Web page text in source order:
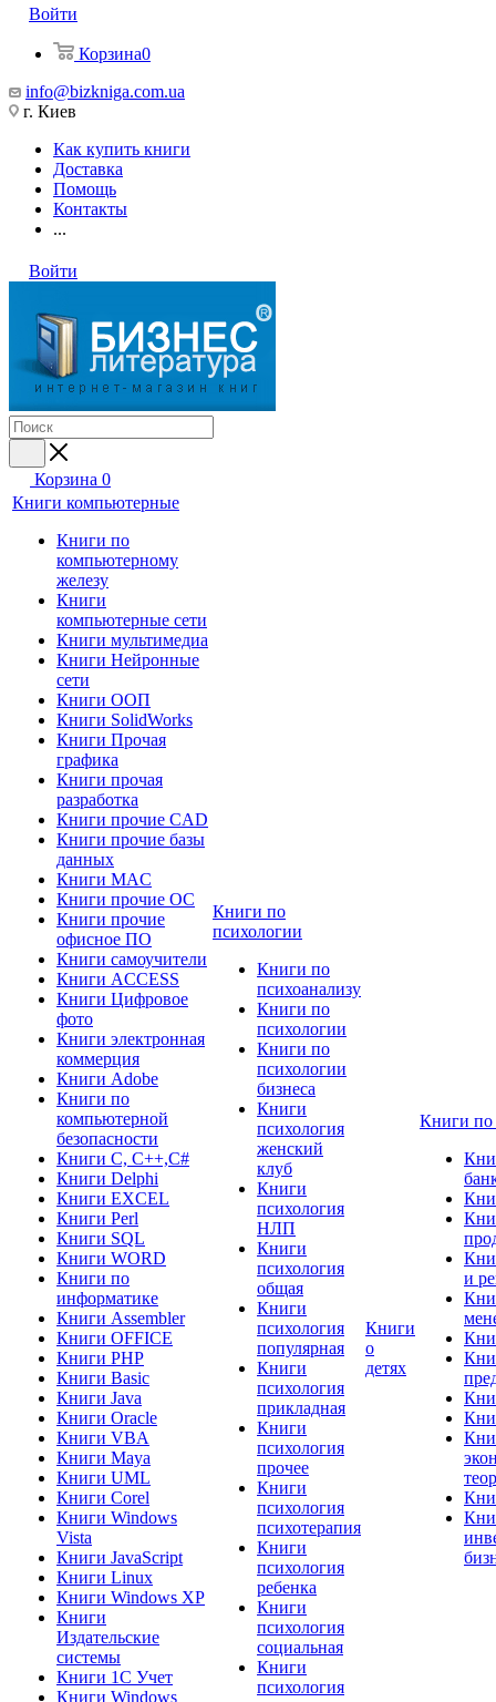
Войти
Корзина0
info@bizkniga.com.ua
г. Киев
Как купить книги
Доставка
Помощь
Контакты
...
Войти
Корзина 0
Книги компьютерные
Книги по
компьютерному
железу
Книги
компьютерные сети
Книги мультимедиа
Книги Нейронные
сети
Книги ООП
Книги SolidWorks
Книги Прочая
графика
Книги прочая
разработка
Книги прочие CAD
Книги прочие базы
данных
Книги MAC
Книги прочие ОС
Книги прочие
офисное ПО
Книги самоучители
Книги ACCESS
Книги Цифровое
фото
Книги электронная
коммерция
Книги Adobe
Книги по
компьютерной
безопасности
Книги C, C++,С#
Книги Delphi
Книги EXCEL
Книги Perl
Книги SQL
Книги WORD
Книги по
информатике
Книги Assembler
Книги OFFICE
Книги PHP
Книги Basic
Книги Java
Книги Oracle
Книги VBA
Книги Maya
Книги UML
Книги Corel
Книги Windows
Vista
Книги JavaScript
Книги Linux
Книги Windows XP
Книги
Издательские
системы
Книги 1C Учет
Книги Windows
Книги по
психологии
Книги по
психоанализу
Книги по
психологии
Книги по
психологии
бизнеса
Книги
психология
женский
клуб
Книги
психология
НЛП
Книги
психология
общая
Книги
психология
популярная
Книги
психология
прикладная
Книги
психология
прочее
Книги
психология
психотерапия
Книги
психология
ребенка
Книги
психология
социальная
Книги
психология
Книги
о
детях
Книги по
и